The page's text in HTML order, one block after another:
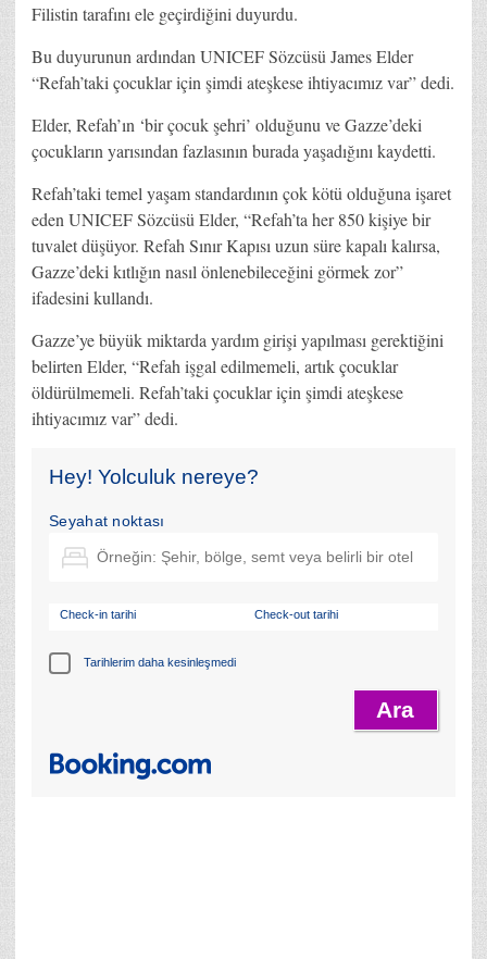
Filistin tarafını ele geçirdiğini duyurdu.
Bu duyurunun ardından UNICEF Sözcüsü James Elder
“Refah’taki çocuklar için şimdi ateşkese ihtiyacımız var” dedi.
Elder, Refah’ın ‘bir çocuk şehri’ olduğunu ve Gazze’deki
çocukların yarısından fazlasının burada yaşadığını kaydetti.
Refah’taki temel yaşam standardının çok kötü olduğuna işaret
eden UNICEF Sözcüsü Elder, “Refah’ta her 850 kişiye bir
tuvalet düşüyor. Refah Sınır Kapısı uzun süre kapalı kalırsa,
Gazze’deki kıtlığın nasıl önlenebileceğini görmek zor”
ifadesini kullandı.
Gazze’ye büyük miktarda yardım girişi yapılması gerektiğini
belirten Elder, “Refah işgal edilmemeli, artık çocuklar
öldürülmemeli. Refah’taki çocuklar için şimdi ateşkese
ihtiyacımız var” dedi.
Hey! Yolculuk nereye?
Seyahat noktası
Check-in tarihi Check-out tarihi
Tarihlerim daha kesinleşmedi